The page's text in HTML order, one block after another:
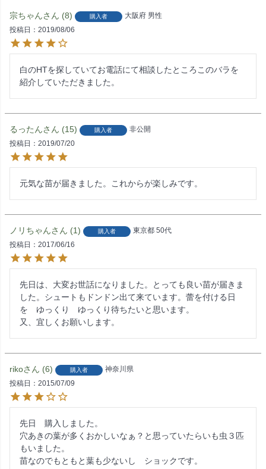
宗ちゃん 8 購入者 大阪府 男性
投稿日
2019/08/06
白のHTを探していてお電話にて相談したところこのバラを
紹介していただきました。
るったん 15 購入者
非公開
投稿日
2019/07/20
元気な苗が届きました。これからが楽しみです。
ノリちゃん 1 購入者 東京都 50代
投稿日
2017/06/16
先日は、大変お世話になりました。とっても良い苗が届きま
した。シュートもドンドン出て来ています。蕾を付ける日
を　ゆっくり　ゆっくり待ちたいと思います。
又、宜しくお願いします。
riko 6 購入者
神奈川県
投稿日
2015/07/09
先日　購入しました。
穴あきの葉が多くおかしいなぁ？と思っていたらいも虫３匹
もいました。
苗なのでもともと葉も少ないし　ショックです。